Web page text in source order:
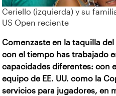
Ceriello (izquierda) y su
US Open reciente
Comenzaste en la taquilla del
con el tiempo has trabajado
capacidades diferentes: con
equipo de EE. UU. como la
servicios para jugadores, en